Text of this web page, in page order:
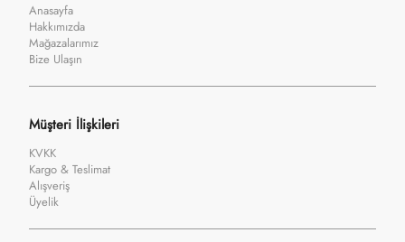
Anasayfa
Hakkımızda
Mağazalarımız
Bize Ulaşın
Müşteri İlişkileri
KVKK
Kargo & Teslimat
Alışveriş
Üyelik